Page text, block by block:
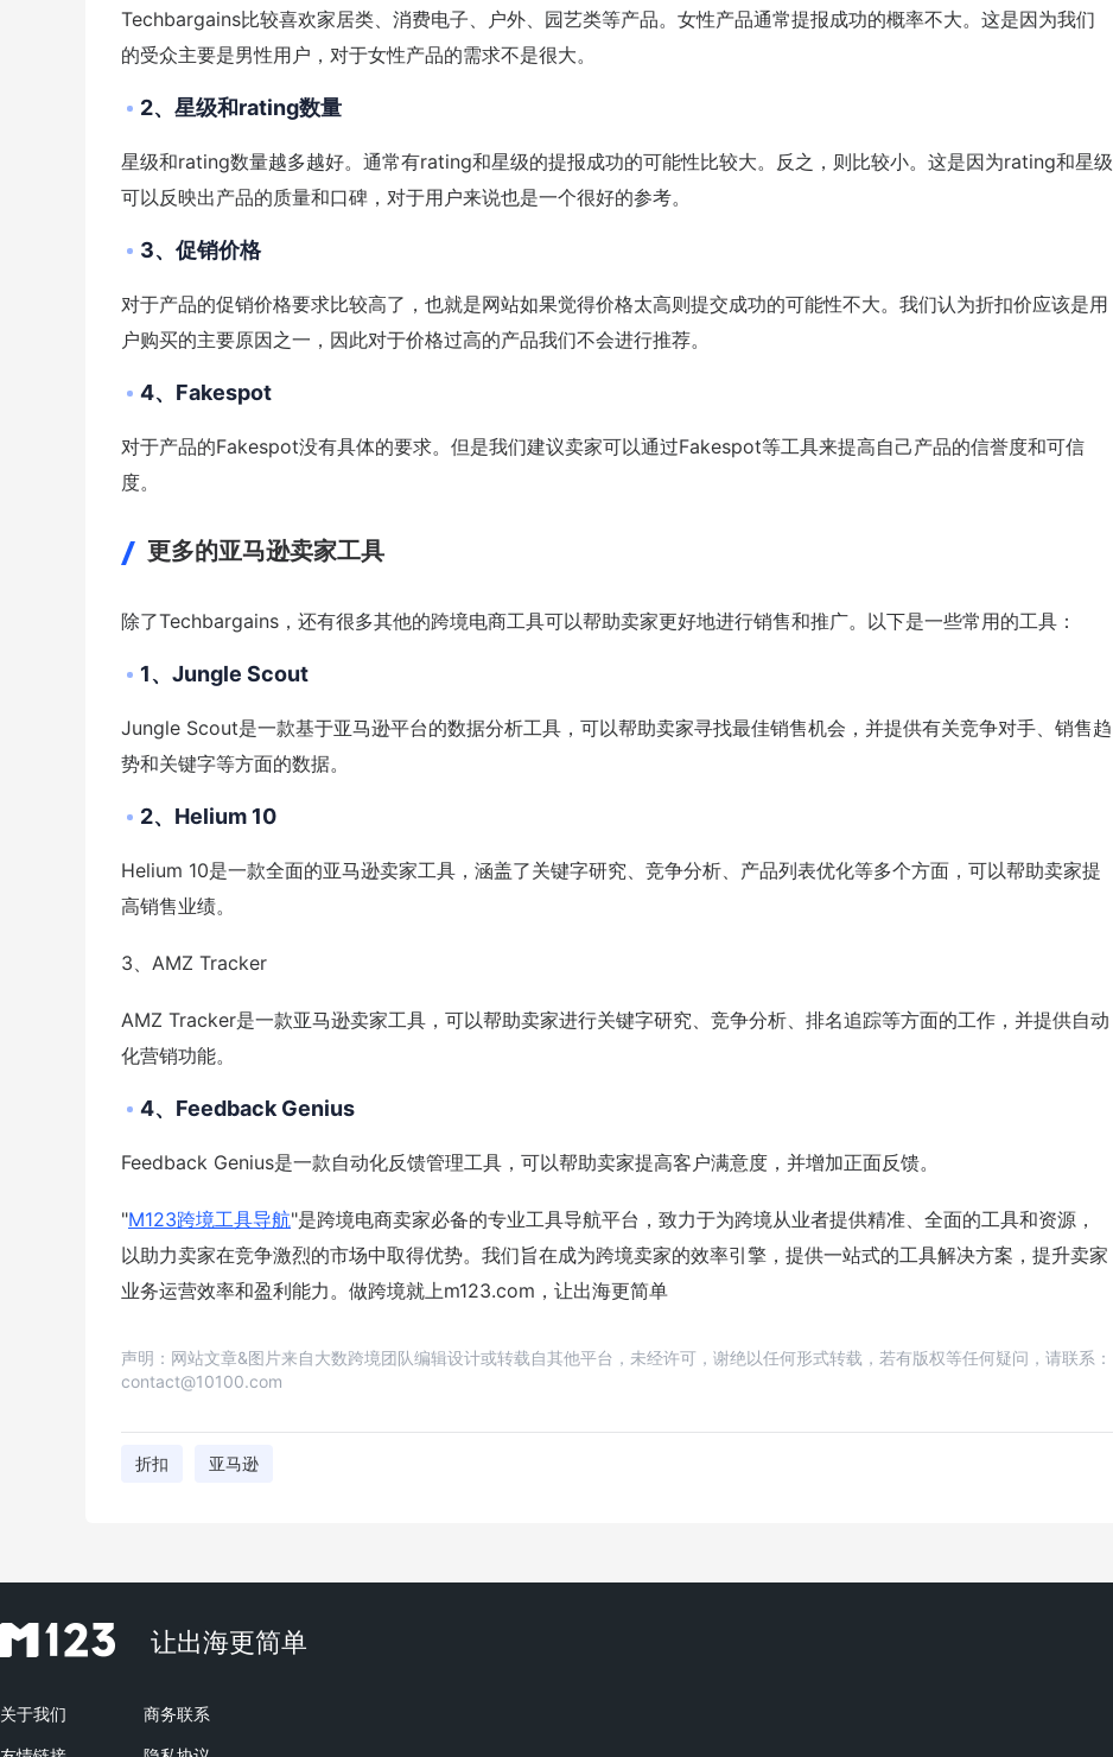
Techbargains比较喜欢家居类、消费电子、户外、园艺类等产品。女性产品通常提报成功的概率不大。这是因为我们
的受众主要是男性用户，对于女性产品的需求不是很大。
2、星级和rating数量
星级和rating数量越多越好。通常有rating和星级的提报成功的可能性比较大。反之，则比较小。这是因为rating和星级
可以反映出产品的质量和口碑，对于用户来说也是一个很好的参考。
3、促销价格
对于产品的促销价格要求比较高了，也就是网站如果觉得价格太高则提交成功的可能性不大。我们认为折扣价应该是用
户购买的主要原因之一，因此对于价格过高的产品我们不会进行推荐。
4、Fakespot
对于产品的Fakespot没有具体的要求。但是我们建议卖家可以通过Fakespot等工具来提高自己产品的信誉度和可信
度。
更多的亚马逊卖家工具
除了Techbargains，还有很多其他的跨境电商工具可以帮助卖家更好地进行销售和推广。以下是一些常用的工具：
1、Jungle Scout
Jungle Scout是一款基于亚马逊平台的数据分析工具，可以帮助卖家寻找最佳销售机会，并提供有关竞争对手、销售趋
势和关键字等方面的数据。
2、Helium 10
Helium 10是一款全面的亚马逊卖家工具，涵盖了关键字研究、竞争分析、产品列表优化等多个方面，可以帮助卖家提
高销售业绩。
3、AMZ Tracker
AMZ Tracker是一款亚马逊卖家工具，可以帮助卖家进行关键字研究、竞争分析、排名追踪等方面的工作，并提供自动
化营销功能。
4、Feedback Genius
Feedback Genius是一款自动化反馈管理工具，可以帮助卖家提高客户满意度，并增加正面反馈。
"M123跨境工具导航"是跨境电商卖家必备的专业工具导航平台，致力于为跨境从业者提供精准、全面的工具和资源，
以助力卖家在竞争激烈的市场中取得优势。我们旨在成为跨境卖家的效率引擎，提供一站式的工具解决方案，提升卖家
业务运营效率和盈利能力。做跨境就上m123.com，让出海更简单
声明：网站文章&图片来自大数跨境团队编辑设计或转载自其他平台，未经许可，谢绝以任何形式转载，若有版权等任何疑问，请联系：
contact@10100.com
折扣 亚马逊
让出海更简单
关于我们 商务联系